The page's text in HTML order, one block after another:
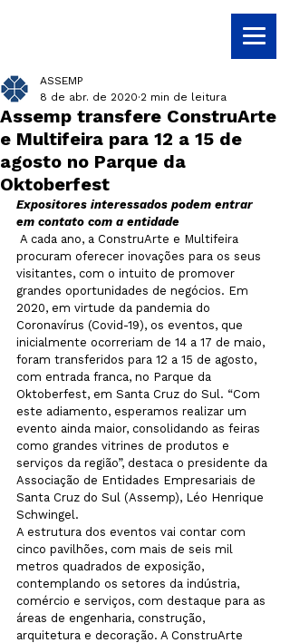
Assemp transfere ConstruArte
e Multifeira para 12 a 15 de
agosto no Parque da
Oktoberfest
ASSEMP
8 de abr. de 2020 2 min de leitura
Expositores interessados podem entrar
em contato com a entidade
A cada ano, a ConstruArte e Multifeira
procuram oferecer inovações para os seus
visitantes, com o intuito de promover
grandes oportunidades de negócios. Em
2020, em virtude da pandemia do
Coronavírus (Covid-19), os eventos, que
inicialmente ocorreriam de 14 a 17 de maio,
foram transferidos para 12 a 15 de agosto,
com entrada franca, no Parque da
Oktoberfest, em Santa Cruz do Sul. “Com
este adiamento, esperamos realizar um
evento ainda maior, consolidando as feiras
como grandes vitrines de produtos e
serviços da região”, destaca o presidente da
Associação de Entidades Empresariais de
Santa Cruz do Sul (Assemp), Léo Henrique
Schwingel.
A estrutura dos eventos vai contar com
cinco pavilhões, com mais de seis mil
metros quadrados de exposição,
contemplando os setores da indústria,
comércio e serviços, com destaque para as
áreas de engenharia, construção,
arquitetura e decoração. A ConstruArte